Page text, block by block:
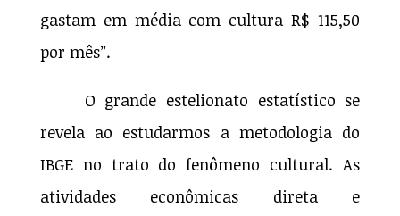
gastam em média com cultura R$ 115,50
por mês”.
O grande estelionato estatístico se
revela ao estudarmos a metodologia do
IBGE no trato do fenômeno cultural. As
atividades econômicas direta e